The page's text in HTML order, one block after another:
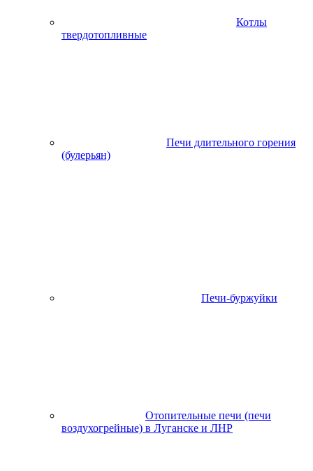
Котлы
твердотопливные
Печи длительного горения
(булерьян)
Печи-буржуйки
Отопительные печи (печи
воздухогрейные) в Луганске и ЛНР